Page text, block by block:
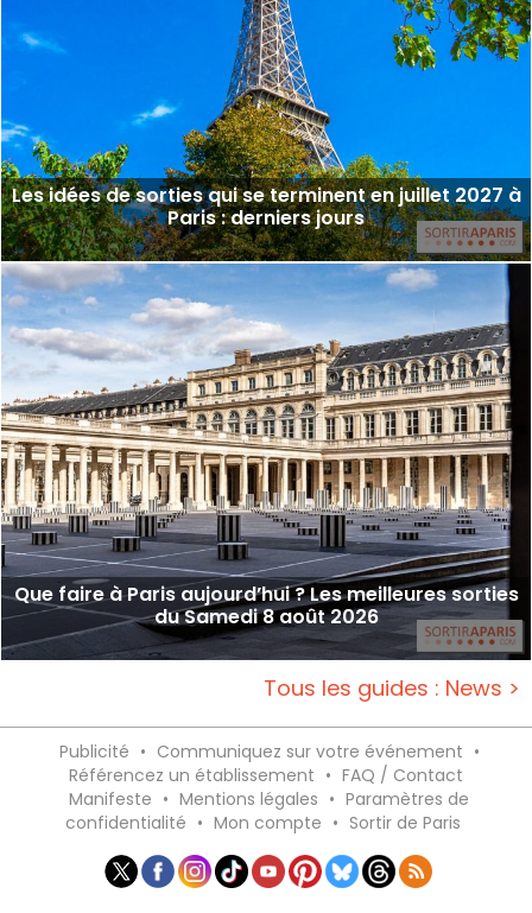
Les idées de sorties qui se terminent en juillet 2027 à
Paris : derniers jours
Que faire à Paris aujourd’hui ? Les meilleures sorties
du Samedi 8 août 2026
Tous les guides : News >
Publicité • Communiquez sur votre événement •
Référencez un établissement • FAQ / Contact
Manifeste • Mentions légales • Paramètres de
confidentialité • Mon compte • Sortir de Paris